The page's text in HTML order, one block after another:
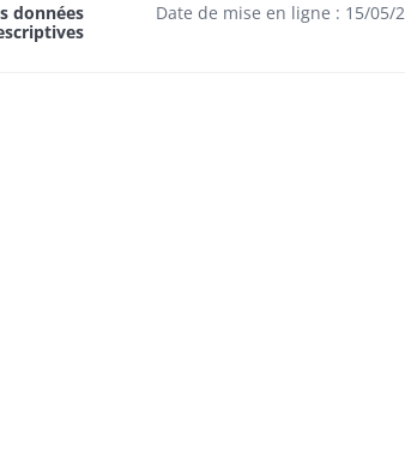
données
Date de mise en ligne : 15/05/